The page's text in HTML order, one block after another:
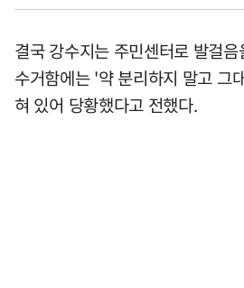
결국 강수지는 주민센터로 발걸
수거함에는 '약 분리하지 말고 그
혀 있어 당황했다고 전했다.